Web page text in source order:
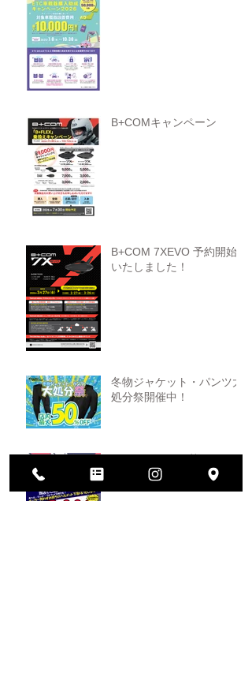
B+COMキャンペーン
B+COM 7XEVO 予約開始
いたしました！
冬物ジャケット・パンツ大
処分祭開催中！
ペーン！